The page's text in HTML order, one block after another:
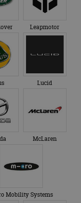
Leapmotor
Lucid
McLaren
Mobility Systems